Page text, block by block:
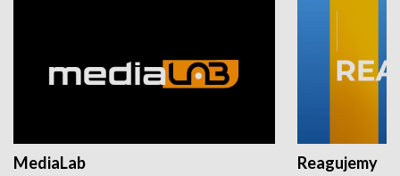
MediaLab Reagujemy